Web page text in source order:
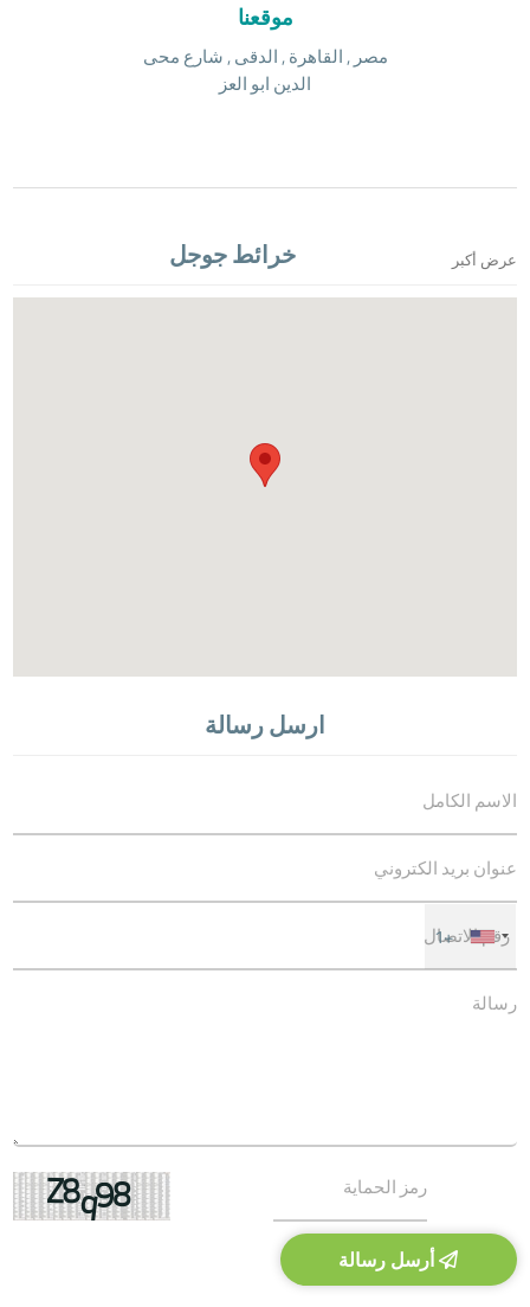
موقعنا
مصر , القاهرة , الدقى , شارع محى
الدين ابو العز
خرائط جوجل عرض أكبر
ارسل رسالة
+1
أرسل رسالة